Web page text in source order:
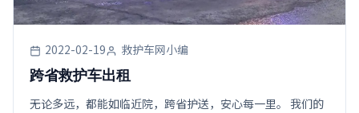
2022-02-19 救护车网小编
跨省救护车出租
无论多远，都能如临近院，跨省护送，安心每一里。 我们的